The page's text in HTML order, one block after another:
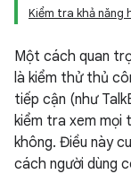
Kiểm tra khả năng
Một cách quan
là kiểm thử thủ
tiếp cận (như
kiểm tra xem mọi
không. Điều này
cách người dùng